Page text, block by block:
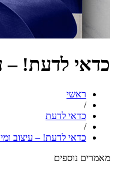
כדאי לדעת! –
ראשי
/
כדאי לדעת
/
כדאי לדעת! – עיצוב
מאמרים נוספים